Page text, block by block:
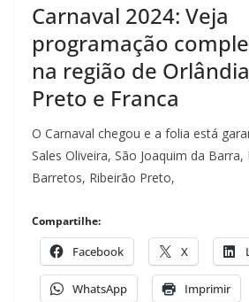
Carnaval 2024: Veja
programação
na região de
Preto e Franca
O Carnaval chegou e a folia está
Sales Oliveira, São Joaquim da
Barretos, Ribeirão Preto,
Compartilhe:
Facebook X
WhatsApp Imprimir